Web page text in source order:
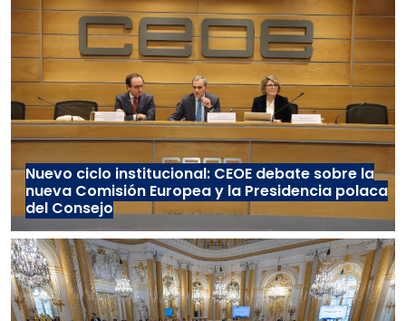
Nuevo ciclo institucional: CEOE debate sobre la
nueva Comisión Europea y la Presidencia polaca
del Consejo